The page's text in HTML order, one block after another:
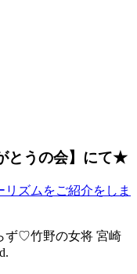
とうの会】にて★
ズムをご紹介をしま
ず♡竹野の女将 宮崎